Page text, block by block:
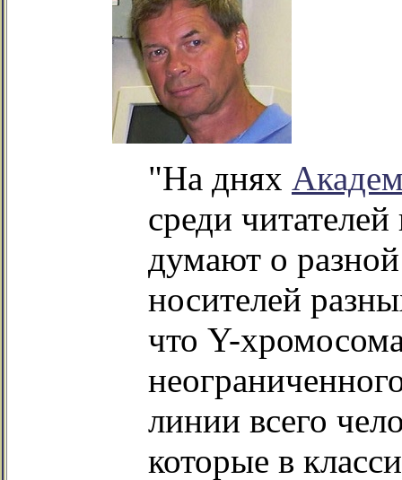
"На днях
среди
думают о
носителей
что Y-
линии всего
которые в